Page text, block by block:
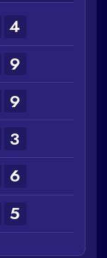
4
9
9
3
6
5